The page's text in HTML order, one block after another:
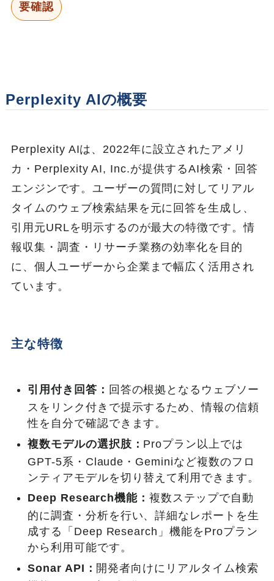
要確認
Perplexity AIの概要
Perplexity AIは、2022年に設立されたアメリ
カ・Perplexity AI, Inc.が提供するAI検索・回答
エンジンです。ユーザーの質問に対してリアル
タイムのウェブ検索結果を元に回答を生成し、
引用元URLを明示するのが最大の特徴です。情
報収集・調査・リサーチ業務の効率化を目的
に、個人ユーザーから企業まで幅広く活用され
ています。
主な特徴
引用付き回答： 回答の根拠となるウェブソー
スをリンク付きで提示するため、情報の信頼
性を自分で確認できます。
複数モデルの選択肢： Proプラン以上では
GPT-5系・Claude・Geminiなど複数のフロ
ンティアモデルを切り替えて利用できます。
Deep Research機能：複数ステップで自動
的に調査・分析を行い、詳細なレポートを生
成する「Deep Research」機能をProプラン
から利用可能です。
Sonar API： 開発者向けにリアルタイム検索